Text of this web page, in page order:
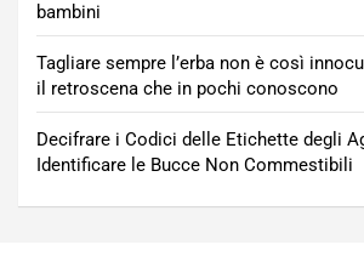
bambini
Tagliare sempre l’erba non è così
il retroscena che in pochi conoscono
Decifrare i Codici delle Etichette degli
Identificare le Bucce Non Commestibili